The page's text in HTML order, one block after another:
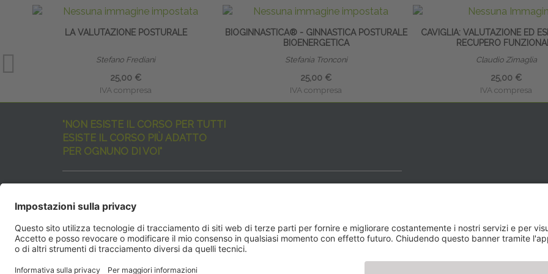
LA VALUTAZIONE POSTURALE
Stefano Frediani
25,00 €
IVA compresa
BIOGINNASTICA® - GINNASTICA POSTURALE
BIOENERGETICA
Stefania Tronconi
25,00 €
IVA compresa
CAVIGLIA: VALUTAZIONE ED
RECUPERO
Claudio Zimaglia
25,00 €
IVA compresa
"NON ESISTE IL CORSO PER TUTTI
ESISTE IL CORSO PIÙ ADATTO
PER OGNUNO DI VOI"
ma rispondenti a diverse esigenze formative
e di aggiornamento professionale.
EdiAcademyvuole aiutarvi nella scelta dell’evento ideale
SEGUICI QUI: